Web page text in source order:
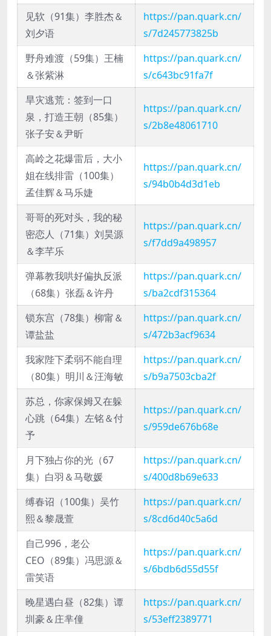
见软（91集）李胜杰＆
刘夕语
https://pan.quark.cn/
s/7d245773825b
野舟难渡（59集）王楠
＆张紫淋
https://pan.quark.cn/
s/c643bc91fa7f
旱灾逃荒：签到一口
泉，打造王朝（85集）
张子安＆尹昕
https://pan.quark.cn/
s/2b8e48061710
高岭之花爆雷后，大小
姐在线排雷（100集）
孟佳辉＆马乐婕
https://pan.quark.cn/
s/94b0b4d3d1eb
哥哥的死对头，我的秘
密恋人（71集）刘昊源
＆李芊乐
https://pan.quark.cn/
s/f7dd9a498957
弹幕教我哄好偏执反派
（68集）张磊＆许丹
https://pan.quark.cn/
s/ba2cdf315364
锁东宫（78集）柳甯＆
谭盐盐
https://pan.quark.cn/
s/472b3acf9634
我家陛下柔弱不能自理
（80集）明川＆汪海敏
https://pan.quark.cn/
s/b9a7503cba2f
苏总，你家保姆又在躲
心跳（64集）左铭＆付
予
https://pan.quark.cn/
s/959de676b68e
月下独占你的光（67
集）白羽＆马敬媛
https://pan.quark.cn/
s/400d8b69e633
缚春诏（100集）吴竹
熙＆黎晟萱
https://pan.quark.cn/
s/8cd6d40c5a6d
自己996，老公
CEO（89集）冯思源＆
雷笑语
https://pan.quark.cn/
s/6bdb6d55d55f
晚星遇白昼（82集）谭
圳豪＆庄芈僮
https://pan.quark.cn/
s/53eff2389771